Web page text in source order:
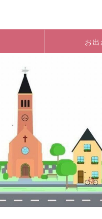
お